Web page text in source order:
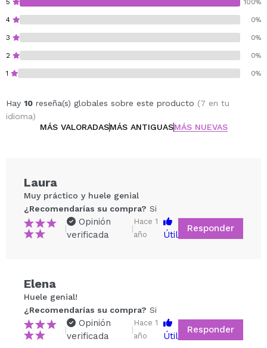
geles hidroalcohólico de uso profesional o farmacéutico
5 100%
4 0%
3 0%
2 0%
1 0%
Hay 10 reseña(s) globales sobre este producto (7 en tu
idioma)
MÁS VALORADASMÁS ANTIGUASMÁS NUEVAS
Compartir un vídeo o una foto
Tu vídeo podría ser el primero. Imagínatelo...
Laura
Muy práctico y huele genial
¿Recomendarías su compra? Si
|
Opinión
verificada
|
Hace 1
año
Útil
Responder
Elena
Huele genial!
¿Recomendarías su compra? Si
|
Opinión
verificada
|
Hace 1
año
Útil
Responder